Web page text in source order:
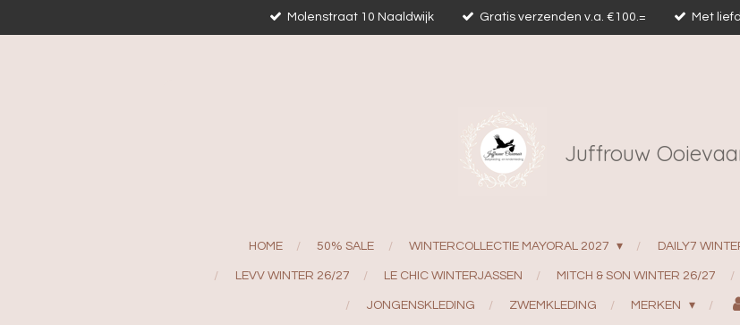
Molenstraat 10 Naaldwijk Gratis verzenden v.a. €100.= Met
Juffrouw
HOME 50% SALE WINTERCOLLECTIE MAYORAL 2027 DAILY7
LEVV WINTER 26/27 LE CHIC WINTERJASSEN MITCH & SON WINTER 26/27
JONGENSKLEDING ZWEMKLEDING MERKEN